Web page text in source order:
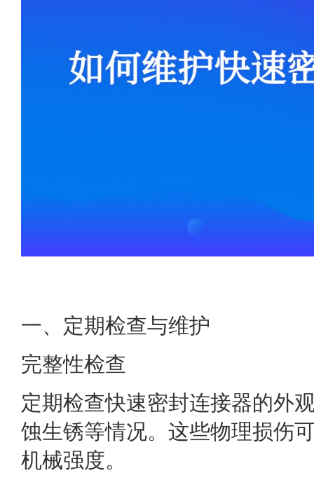
一、定期检查与维护
完整性检查
定期检查快速密封连接器的外
蚀生锈等情况。这些物理损伤
机械强度。